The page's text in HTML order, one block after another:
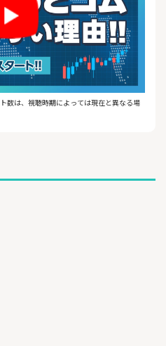
ジをご確認ください。
由のお申し込みの方でも対象と
用も可)
の入金およびお取引を完了され
す。
日以内に上記条件を満たす必要
は最短５分！口座開設費・維持
お取引可能！
数は、視聴時期によっては現在と異なる場